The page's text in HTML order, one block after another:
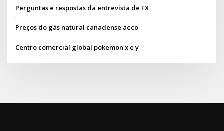
Perguntas e respostas da entrevista de FX
Preços do gás natural canadense aeco
Centro comercial global pokemon x e y